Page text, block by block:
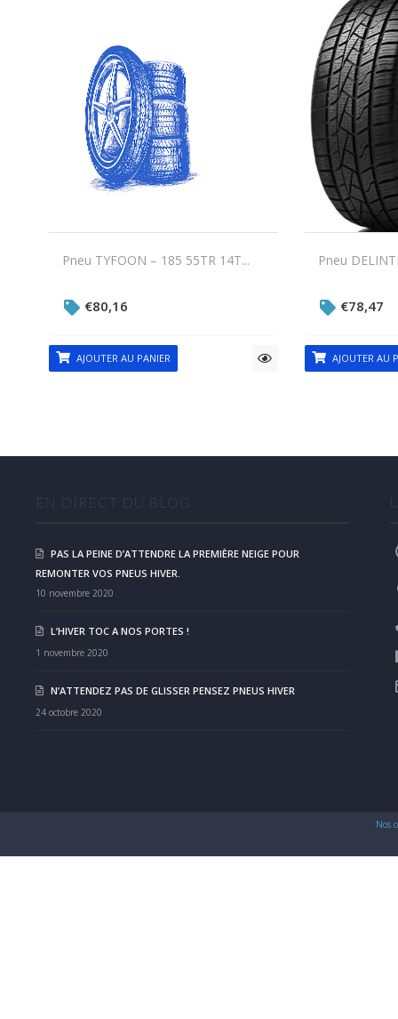
Pneu TYFOON – 185 55TR 14T...
€80,16
AJOUTER AU PANIER
Pneu
€78,47
AJOUTER AU
EN DIRECT DU BLOG
PAS LA PEINE D’ATTENDRE LA PREMIÈRE NEIGE POUR
REMONTER VOS PNEUS HIVER.
10 novembre 2020
L’HIVER TOC A NOS PORTES !
1 novembre 2020
N’ATTENDEZ PAS DE GLISSER PENSEZ PNEUS HIVER
24 octobre 2020
Nos